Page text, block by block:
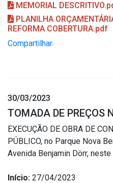
MEMORIAL
PLANILHA
REFORMA COBERTURA.pdf
Compartilhar
30/03/2023
TOMADA DE PREÇOS
EXECUÇÃO DE OBRA DE
PÚBLICO, no Parque Nova
Avenida Benjamin Dörr,
Início: 27/04/2023